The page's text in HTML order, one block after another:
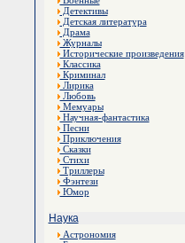
Детективы
Детская литература
Драма
Журналы
Исторические произведения
Классика
Криминал
Лирика
Любовь
Мемуары
Научная-фантастика
Песни
Приключения
Сказки
Стихи
Триллеры
Фэнтези
Юмор
Наука
Астрономия